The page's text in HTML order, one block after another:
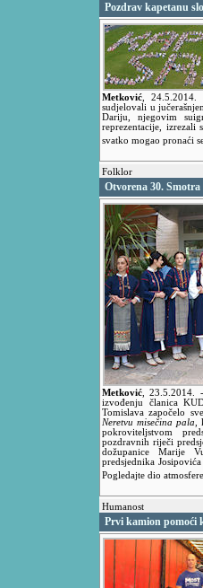
Pozdrav kapetanu
Metković 24.5.2014.
sudjelovali u
Dariju, njegovim
reprezentacije, izrezali
svatko mogao pronaći
Folklor
Otvorena 30.
Metković ,23.5.2014.
izvođenju članica
Tomislava započelo
Neretvu misečina pala
pokroviteljstvom
pozdravnih riječi
dožupanice Marije
predsjednika
Pogledajte dio
Humanost
Prvi kamion pomoći